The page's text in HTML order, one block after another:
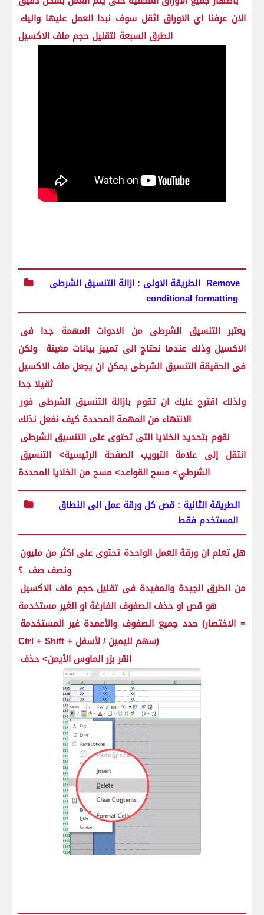
الان عرفنا اي الاوراق اثقل سوف نبدا العمل عليها واليك
الطرق السبعة لتقليل حجم ملف الاكسيل
الطريقة الاولى : ازالة التنسيق الشرطى Remove
conditional formatting
يعتبر التنسيق الشرطى من الادوات المهمة جدا فى
الاكسيل وذلك عندما نحتاج الى تمييز بيانات معينة ولكن
فى الحقيقة التنسيق الشرطى يمكن ان يجعل ملف الاكسيل
ولذلك اقترح عليك ان تقوم بازالة التنسيق الشرطى فور
الانتهاء من المهمة المحددة كيف نفعل نذلك
انتقل إلى علامة التبويب الصفحة الرئيسية> التنسيق
الشرطي> مسح القواعد> مسح من الخلايا المحددة
الطريقة الثانية : قص كل ورقة عمل الى النطاق
المستخدم فقط
هل تعلم ان ورقة العمل الواحدة تحتوى على اكثر من مليون
ونصف صف ؟
من الطرق الجيدة والمفيدة فى تقليل حجم ملف الاكسيل
حدد جميع الصفوف والأعمدة غير المستخدمة (الاختصار =
Ctrl + Shift + سهم لليمين / لأسفل)
انقر بزر الماوس الأيمن> حذف